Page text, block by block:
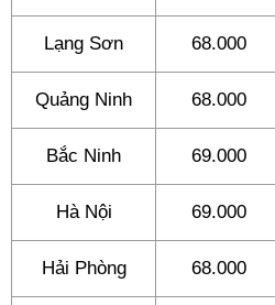
Lạng Sơn 68.000
Quảng Ninh 68.000
Bắc Ninh 69.000
Hà Nội 69.000
Hải Phòng 68.000